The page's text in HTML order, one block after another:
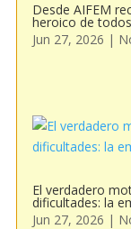
Desde AIFEM
heroico de
Jun 27, 2026 |
El verdadero
dificultades: la
Jun 27, 2026 |